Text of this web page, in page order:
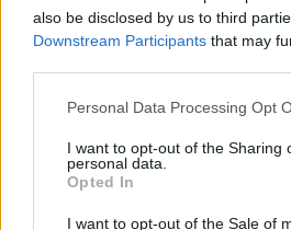
also be disclosed by us to third
Downstream Participants that may
Personal Data Processing Opt
I want to opt-out of the Sharing
personal data.
Opted In
I want to opt-out of the Sale of
από τα όριά τους
ασθενείς
ΚΡΗΤΗ • ΠΑΙΔΕΙΑ -
στις ακριβότερες
ενοίκια “φωτιά”